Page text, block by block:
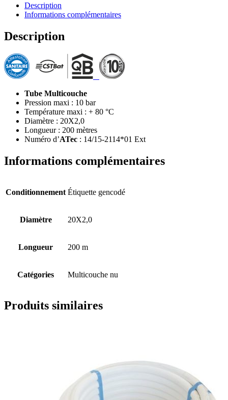
Description
Informations complémentaires
Description
Tube Multicouche
Pression maxi : 10 bar
Température maxi : + 80 °C
Diamètre : 20X2,0
Longueur : 200 mètres
Numéro d’ATec : 14/15-2114*01 Ext
Informations complémentaires
Conditionnement Étiquette gencodé
Diamètre 20X2,0
Longueur 200 m
Catégories Multicouche nu
Produits similaires